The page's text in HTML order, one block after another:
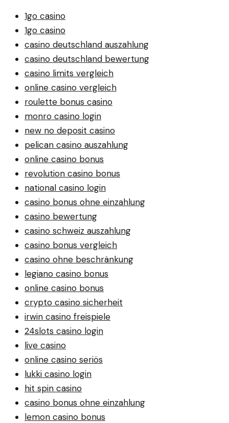
1go casino
1go casino
casino deutschland auszahlung
casino deutschland bewertung
casino limits vergleich
online casino vergleich
roulette bonus casino
monro casino login
new no deposit casino
pelican casino auszahlung
online casino bonus
revolution casino bonus
national casino login
casino bonus ohne einzahlung
casino bewertung
casino schweiz auszahlung
casino bonus vergleich
casino ohne beschränkung
legiano casino bonus
online casino bonus
crypto casino sicherheit
irwin casino freispiele
24slots casino login
live casino
online casino seriös
lukki casino login
hit spin casino
casino bonus ohne einzahlung
lemon casino bonus